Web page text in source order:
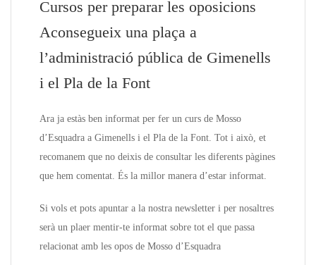
Cursos per preparar les oposicions
Aconsegueix una plaça a
l’administració pública de Gimenells
i el Pla de la Font
Ara ja estàs ben informat per fer un curs de Mosso
d’Esquadra a Gimenells i el Pla de la Font. Tot i això, et
recomanem que no deixis de consultar les diferents pàgines
que hem comentat. És la millor manera d’estar informat.
Si vols et pots apuntar a la nostra newsletter i per nosaltres
serà un plaer mentir-te informat sobre tot el que passa
relacionat amb les opos de Mosso d’Esquadra